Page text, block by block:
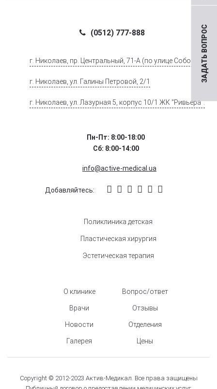
ЗАДАТЬ ВОПРОС
(0512) 777-888
г. Николаев, пр. Центральный, 71-А (по улице Соборной)
г. Николаев, ул. Галины Петровой, 2/1
г. Николаев, ул. Лазурная 5, корпус 10/1 ЖК "Ривьера".
Пн-Пт: 8:00-18:00
Сб: 8:00-14:00
info@active-medical.ua
Добавляйтесь:
Поликлиника детская
Пластическая хирургия
Эстетическая терапия
О клинике
Врачи
Новости
Галерея
Вопрос/ответ
Отзывы
Отделения
Цены
Copyright © 2012-2023 Актив-Медикал. Все права защищены